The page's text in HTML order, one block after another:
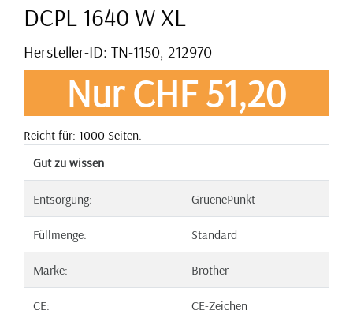
DCPL 1640 W XL
Hersteller-ID: TN-1150, 212970
Nur CHF 51,20
Reicht für: 1000 Seiten.
Gut zu wissen
Entsorgung: GruenePunkt
Füllmenge: Standard
Marke: Brother
CE: CE-Zeichen